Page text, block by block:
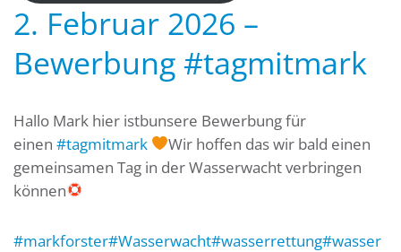
2. Februar 2026 –
Bewerbung #tagmitmark
Hallo Mark hier istbunsere Bewerbung für
einen #tagmitmark
Wir hoffen das wir bald einen
gemeinsamen Tag in der Wasserwacht verbringen
können
#markforster#Wasserwacht#wasserrettung#wasser